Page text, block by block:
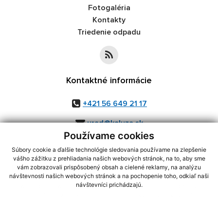
Používame cookies
Súbory cookie a ďalšie technológie sledovania používame na zlepšenie
vášho zážitku z prehliadania našich webových stránok, na to, aby sme
vám zobrazovali prispôsobený obsah a cielené reklamy, na analýzu
návštevnosti našich webových stránok a na pochopenie toho, odkiaľ naši
návštevníci prichádzajú.
Fotogaléria
Kontakty
Triedenie odpadu
Kontaktné informácie
+421 56 649 21 17
urad@kaluza.sk
využite možnosť získavania aktuálnych informácií s využitím RSS
CMS systém (redakčný) systém ECHELON 2,Mapa stránok,web portál
webex.digital, s.r.o.,domény,registrácia domény